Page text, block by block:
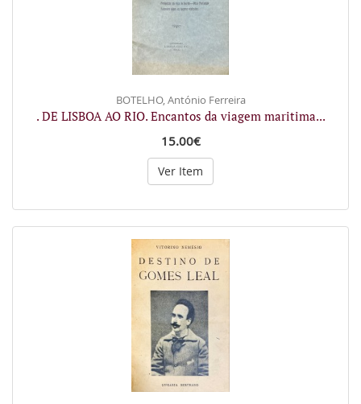
BOTELHO, António Ferreira
. DE LISBOA AO RIO. Encantos da viagem maritima...
15.00€
Ver Item